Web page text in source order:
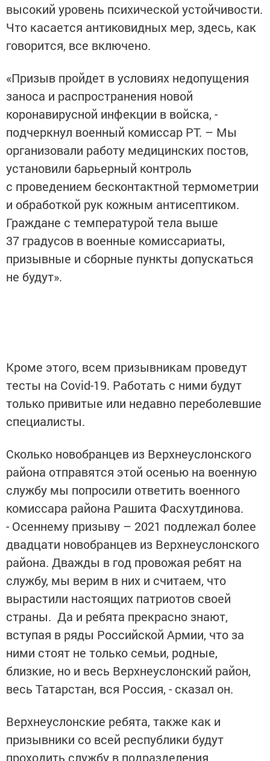
высокий уровень психической устойчивости.
Что касается антиковидных мер, здесь, как
говорится, все включено.
«Призыв пройдет в условиях недопущения
заноса и распространения новой
коронавирусной инфекции в войска, -
подчеркнул военный комиссар РТ. – Мы
организовали работу медицинских постов,
установили барьерный контроль
с проведением бесконтактной термометрии
и обработкой рук кожным антисептиком.
Граждане с температурой тела выше
37 градусов в военные комиссариаты,
призывные и сборные пункты допускаться
не будут».
Кроме этого, всем призывникам проведут
тесты на Covid-19. Работать с ними будут
только привитые или недавно переболевшие
специалисты.
Сколько новобранцев из Верхнеуслонского
района отправятся этой осенью на военную
службу мы попросили ответить военного
комиссара района Рашита Фасхутдинова.
- Осеннему призыву – 2021 подлежал более
двадцати новобранцев из Верхнеуслонского
района. Дважды в год провожая ребят на
службу, мы верим в них и считаем, что
вырастили настоящих патриотов своей
страны. Да и ребята прекрасно знают,
вступая в ряды Российской Армии, что за
ними стоят не только семьи, родные,
близкие, но и весь Верхнеуслонский район,
весь Татарстан, вся Россия, - сказал он.
Верхнеуслонские ребята, также как и
призывники со всей республики будут
проходить службу в подразделения